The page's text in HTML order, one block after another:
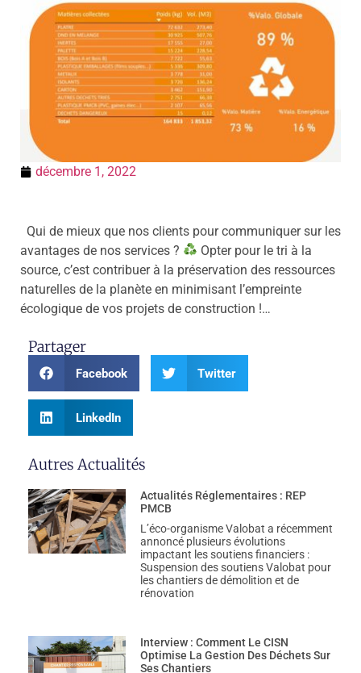
décembre 1, 2022
Qui de mieux que nos clients pour communiquer sur les
avantages de nos services ?
Opter pour le tri à la
source, c’est contribuer à la préservation des ressources
naturelles de la planète en minimisant l’empreinte
écologique de vos projets de construction !…
Partager
Facebook Twitter
LinkedIn
Autres Actualités
Actualités Réglementaires : REP
PMCB
L’éco-organisme Valobat a récemment
annoncé plusieurs évolutions
impactant les soutiens financiers :
Suspension des soutiens Valobat pour
les chantiers de démolition et de
rénovation
Interview : Comment Le CISN
Optimise La Gestion Des Déchets Sur
Ses Chantiers